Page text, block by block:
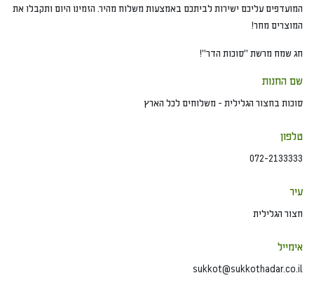
המועדפים עליכם ישירות לביתכם באמצעות משלוח מהיר. הזמינו היום ותקבלו את
המוצרים מחר!
חג שמח מרשת "סוכות הדר"!
שם החנות
סוכות בחצור הגלילית - משלוחים לכל הארץ
טלפון
072-2133333
עיר
חצור הגלילית
אימייל
sukkot@sukkothadar.co.il